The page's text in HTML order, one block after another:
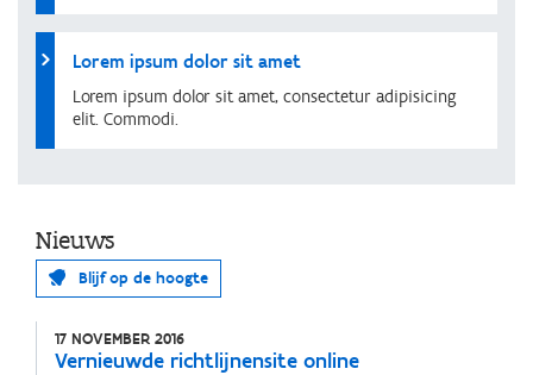
Lorem ipsum dolor sit amet
Lorem ipsum dolor sit amet, consectetur adipisicing
elit. Commodi.
Nieuws
Blijf op de hoogte
17 NOVEMBER 2016
Vernieuwde richtlijnensite online